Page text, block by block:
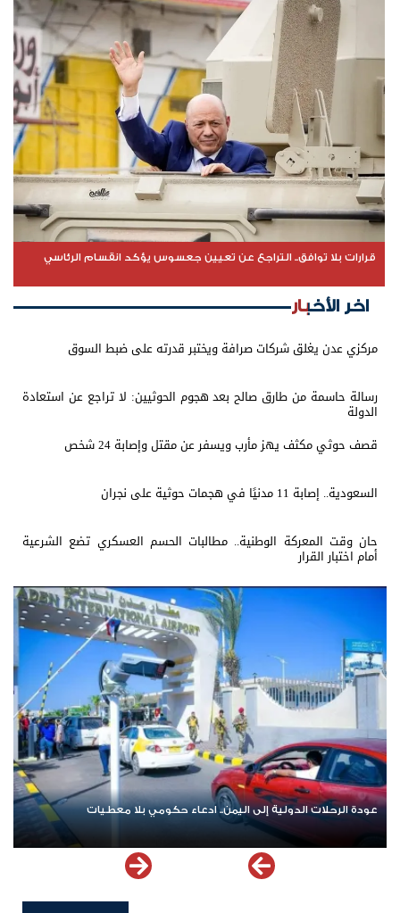
قرارات بلا توافق.. التراجع عن تعيين جعسوس يؤكد انقسام الرئاسي
اخر الأخبار
مركزي عدن يغلق شركات صرافة ويختبر قدرته على ضبط السوق
رسالة حاسمة من طارق صالح بعد هجوم الحوثيين: لا تراجع عن استعادة
الدولة
قصف حوثي مكثف يهز مأرب ويسفر عن مقتل وإصابة 24 شخص
السعودية.. إصابة 11 مدنيًا في هجمات حوثية على نجران
حان وقت المعركة الوطنية.. مطالبات الحسم العسكري تضع الشرعية
أمام اختبار القرار
اشترك الآن في قناة الواتساب لـ نيوزيمن